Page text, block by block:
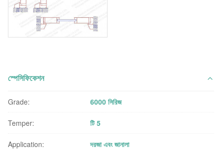
স্পেসিফিকেশন
Grade: 6000 সিরিজ
Temper: টি 5
Application: দরজা এবং জানালা